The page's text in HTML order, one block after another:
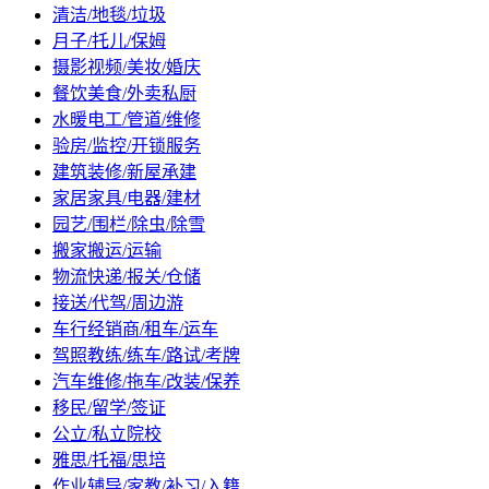
清洁/地毯/垃圾
月子/托儿/保姆
摄影视频/美妆/婚庆
餐饮美食/外卖私厨
水暖电工/管道/维修
验房/监控/开锁服务
建筑装修/新屋承建
家居家具/电器/建材
园艺/围栏/除虫/除雪
搬家搬运/运输
物流快递/报关/仓储
接送/代驾/周边游
车行经销商/租车/运车
驾照教练/练车/路试/考牌
汽车维修/拖车/改装/保养
移民/留学/签证
公立/私立院校
雅思/托福/思培